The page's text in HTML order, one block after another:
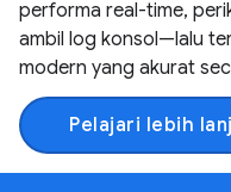
performa real-time,
ambil log konsol—lalu
modern yang akurat
Pelajari lebih